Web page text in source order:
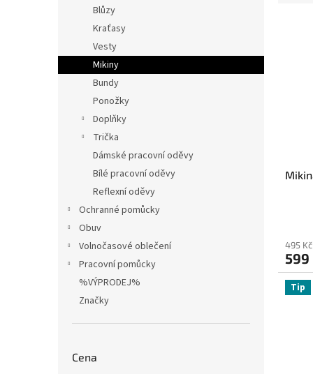
a
n
Blůzy
Kraťasy
Vesty
Mikiny
Bundy
Ponožky
Doplňky
Trička
Dámské pracovní oděvy
Bílé pracovní oděvy
Reflexní oděvy
Ochranné pomůcky
Obuv
Volnočasové oblečení
Pracovní pomůcky
%VÝPRODEJ%
Značky
Cena
495
599
Tip